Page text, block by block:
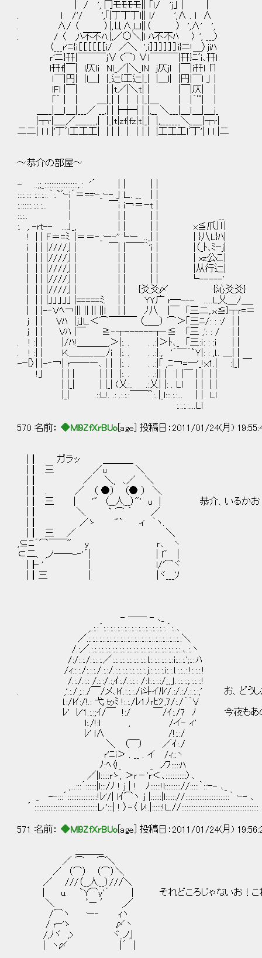
| / ', 冂モﾓﾓモ|| ｢ｌ/ 'j｣｜ |
. l /'/ ',｢|丁丁丁l|| l/ ',Λ . l ∧
. Λ/ 〈 〉|,ЦΛ,Ｌl||〈 〉 ',Λ' ',
. / 〈 ,ﾊ不不ﾊ.|,／○＼|l ﾊ不不ﾊ 〉 ', ___〉
〈___r'ﾆ{i［［［［［［i/ ／＼ ',ｉ］］］］］］i}ニ!＿〉jiﾊ
r'ニ}幵|￣￣￣j∨ (⌒) ∨ｌ￣￣￣|幵}ﾆﾞi､幵l
l幵f|￣| l仄ｌｉ Nｌ_／|＼_lN j仄ｊｌ |￣|i幵l Π
ｌ￣|円| |l＿| |_辷{工辷|_| |＿l| |円|￣l ｣｜
lFl |￣| | |t／|＼t| | |￣|仄| ｜
＿__|＿ｌ＿|___／ __,| |┝┿┥| |,__ ＼___|＿ｌ＿|＿j_
|┬ｒ|＿_／_______,| |_|t|zf|fz|t|_| |,_______＼_＿|┬ｒ|
二二| ｌ l |'丁ﾞｌ工工工| | |｜｜｜| | |工工工ｌﾞ丁'| ｌ l |二
～恭介の部屋～
- ..;;_:::::::::::::::::::,.: '´ | | | |
::::.::: :.:.:.:.｀:.`ﾞｰi´＝==ｰ_ｰ- ｣ Ｌ.. __ | |
:.::::::.:.:.:... | ￣ｉ i￢＝ｰt |
::.:.. | | | | | __
:. , -rｔ-- ...」_, | | | | x≦爪川
! | | F＝=ﾐ. |＝＝‐_ー-''└ー .._| | | }八L}ﾊ|
ｉ | | |////,| | ￣| |￣￣｀'ｉ | |（_ﾄ､ﾐｰj|
| | | |////,| | | | | | | xz公こ|
| | | |////,| | | | | | |从行辷|
| | | |////,| | | | | | └-----'
| | | |////,| | | | {爻爻〆 {沁爻爻}
| | | |」」」」｣ |=====ﾐ. | | YＹ广 r─--- .....L乂＿ﾉ＿_
| | |-‐Ｖﾍ￢||| || || ||l | | ﾉ八 |￣ ｢三二,.ｘ≦}┬r=＝
j | | Vﾊ |j｣L.＜⌒￣￣￣ （_＿_） ⌒＞｢三ﾆ/: : :/ | |
j | | Ｖﾊ |￣ ≧‐┬------┬‐≦ ｢三 ,': : / | |
. ! :| | |/ﾊ!＿＿＿_,＞|:. . . .:|＞ﾄ､_ ｢三:ｉ: : :i | |
. ! :| | Ｋ＿_＿_＿_ﾉｉ |:. . . .:|:,. '´￣｀`Ｙ|: : ,l.. ＿| |
-ｰ[〉| |-‐￢| r──ー､ | | |:. . . .:|｢ ,ﾆ￢=─'_!ｘ1.| :|_| ￣
!｣ | | | | | | |:. . . .:|| | | |￣ | | | |
| |_| | |_| (乂:.. .:乂| |: . Ll | | | |
|_| .::Ｌ!. .: .:.:.:￣￣＾:..|_l:::.:.:... | | Ll
:.:.:.:....Ll
570 名前： ◆Ml9ZfXrBUo [age] 投稿日：2011/01/24(月)
|┃ ガラッ ＿＿＿_
|┃ 三 ／u ＼
|┃ ／ ＼, ､／ ＼
|┃ . ／ （ ●） （● ） ＼
|┃ 三 | '" （__人__）"' u | 恭介、いるかお
|┃ ＼ ` ⌒ ´ ／
|┃ ／ゝ "` ィ ｀ヽ.
|┃ 三 ／ ＼
,⊆ﾆ´⌒￣￣" y r､ ヽ
⊂二、 ,ノ──-‐'´| | l" |
|┠ ' | l/'⌒ヾ
|┃三 | |ヾ___ｿ
- ―― - ､_
,..:.:´:.:.:.:.:.:.:.:.:.:.:.:.:.:.:.:.:.:.｀:..､
／.:.:.:.:.:.:.:.:.:.:.:.:.:.:.:.:.:.:.:.:.:.:.:.:.:.:.:＼
/.:／.:.:.:.:.:.:.:.:.:.:.:.:.:.:.:.:.:.:.:.:.:.:.:.:.:.:.､.:.ヽ
/:/:.:./.:.:.:.／:.:.:.:.:.:.:.:.:.:.l.:.:.:.:.:.:.:i:.:.:.';:.:.ﾊ
/ｨ.:.:./:.:.:./.:.:/.:.:.:.:.:.:.:.:.:.j.:.:.:.:.i:.:.l.:.:..:.!:.:.:.!
/.:./.:.: /.:.:/.:,ｲ:./.:.:.: /:l:.:.:.:/_,」.:.:.:.;.:.:.:.!
. ,'.:./.;.:./￣/メ､lｲ.:.:.:./i斗イﾙ'/.:/.:/.:.:.:,' お、どうし
l.:/lｲ:/!.: 弋 ｔｯﾐ !:.:./ﾚ1ﾉｒﾋﾂ,7/:./´｀V
ﾚ' ﾚ'1.:.:;ｲ/￣ !:/ ￣/ｲ:./7 ﾉ 今夜もあの神殿の探
l:./!:l , /イ- ィ'
ﾚ' l∧ /!:.:/
＼ （￣） ／ｲ:./
r'ﾆi＞ . __ . イ /ｨ::ヽ
ﾉ:ﾍ〈!_ _ ノﾌ:::::ﾊ
／|l:::::rゝ, ＞ｒ－'r＜､::::::::::::〉､
,...:::´::::::|l:::/ﾉ ! j | ! ﾉ::::::!l::::::::://:::::｀::ｰ- ､_
_ -‐:::´:::::::::::::::::!ﾚ'/| lｲ⌒ヽ j |::::::|l:::::://:::::::::::::::::::::::::｀ ｰ- ､
´ ::::::::::::::::::::::::::::::::::::レ':::| ! 〉-〈 ﾚ!.|::::::!L.//::::::::::::::::::::::::::::::::::::::::::::
571 名前： ◆Ml9ZfXrBUo [age] 投稿日：2011/01/24(月)
／ ⌒ ⌒＼
／ （⌒） （⌒）＼
／ ///（__人__）///＼
| u. `Y⌒y'´ | それどころじゃないお！これを
＼ ﾞー ′ ,／
/⌒ヽ ー‐ ｨヽ
/ rｰ'ゝ 〆ヽ
/,ﾉヾ ,> ヾ_ノ,|
| ヽ〆 |´ |